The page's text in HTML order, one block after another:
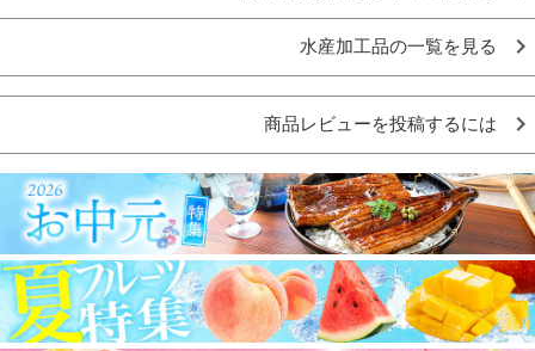
水産加工品の一覧を見る
商品レビューを投稿するには